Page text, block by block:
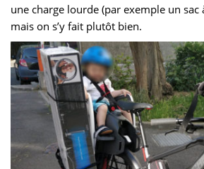
une charge lourde (par exemple un sac
mais on s’y fait plutôt bien.